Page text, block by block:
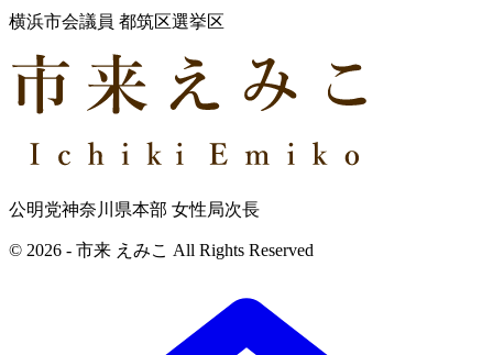
横浜市会議員 都筑区選挙区
公明党神奈川県本部 女性局次長
© 2026 - 市来 えみこ All Rights Reserved